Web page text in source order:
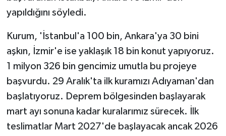
yapıldığını söyledi.
Kurum, 'İstanbul'a 100 bin, Ankara'ya 30 bini
aşkın, İzmir'e ise yaklaşık 18 bin konut yapıyoruz.
1 milyon 326 bin gencimiz umutla bu projeye
başvurdu. 29 Aralık'ta ilk kuramızı Adıyaman'dan
başlatıyoruz. Deprem bölgesinden başlayarak
mart ayı sonuna kadar kuralarımız sürecek. İlk
teslimatlar Mart 2027'de başlayacak ancak 2026